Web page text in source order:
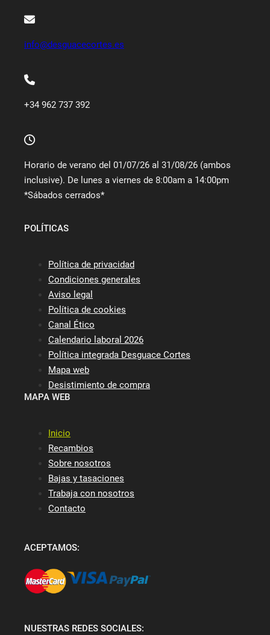
info@desguacecortes.es
+34 962 737 392
Horario de verano del 01/07/26 al 31/08/26 (ambos
inclusive). De lunes a viernes de 8:00am a 14:00pm
*Sábados cerrados*
POLÍTICAS
Política de privacidad
Condiciones generales
Aviso legal
Política de cookies
Canal Ético
Calendario laboral 2026
Política integrada Desguace Cortes
Mapa web
Desistimiento de compra
MAPA WEB
Inicio
Recambios
Sobre nosotros
Bajas y tasaciones
Trabaja con nosotros
Contacto
ACEPTAMOS:
NUESTRAS REDES SOCIALES: